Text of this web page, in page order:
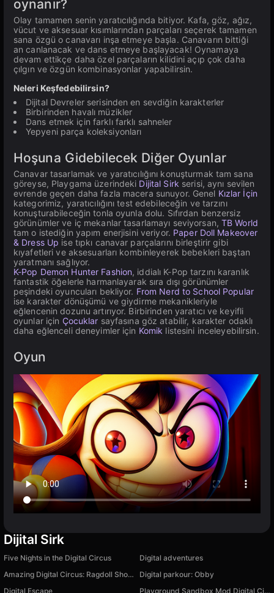
oynanır?
Olay tamamen senin yaratıcılığında bitiyor. Kafa, göz, ağız,
vücut ve aksesuar kısımlarından parçaları seçerek tamamen
sana özgü o canavarı inşa etmeye başla. Canavarın bittiği
an canlanacak ve dans etmeye başlayacak! Oynamaya
devam ettikçe daha özel parçaların kilidini açıp çok daha
çılgın ve özgün kombinasyonlar yapabilirsin.
Neleri Keşfedebilirsin?
Dijital Devreler serisinden en sevdiğin karakterler
Birbirinden havalı müzikler
Dans etmek için farklı farklı sahneler
Yepyeni parça koleksiyonları
Hoşuna Gidebilecek Diğer Oyunlar
Canavar tasarlamak ve yaratıcılığını konuşturmak tam sana
göreyse, Playgama üzerindeki Dijital Sirk serisi, aynı sevilen
evrende geçen daha fazla macera sunuyor. Genel Kızlar İçin
kategorimiz, yaratıcılığını test edebileceğin ve tarzını
konuşturabileceğin tonla oyunla dolu. Sıfırdan benzersiz
görünümler ve iç mekanlar tasarlamayı seviyorsan, TB World
tam o istediğin yapım enerjisini veriyor. Paper Doll Makeover
& Dress Up ise tıpkı canavar parçalarını birleştirir gibi
kıyafetleri ve aksesuarları kombinleyerek bebekleri baştan
yaratmanı sağlıyor.
K-Pop Demon Hunter Fashion, iddialı K-Pop tarzını karanlık
fantastik öğelerle harmanlayarak sıra dışı görünümler
peşindeki oyuncuları bekliyor. From Nerd to School Popular
ise karakter dönüşümü ve giydirme mekanikleriyle
eğlencenin dozunu artırıyor. Birbirinden yaratıcı ve keyifli
oyunlar için Çocuklar sayfasına göz atabilir, karakter odaklı
daha eğlenceli deneyimler için Komik listesini inceleyebilirsin.
Oyun
Dijital Sirk
Five Nights in the Digital Circus
Digital adventures
Amazing Digital Circus: Ragdoll Show!
Digital parkour: Obby
Digital Escape
Playground Sandbox Mod Digital Circus